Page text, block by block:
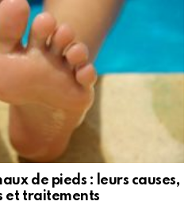
de pieds : leurs causes,
et traitements